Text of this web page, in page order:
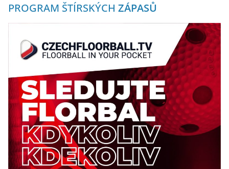
PROGRAM ŠTÍRSKÝCH ZÁPASŮ